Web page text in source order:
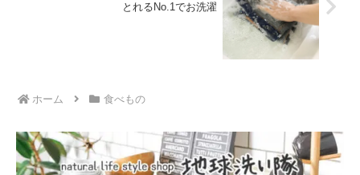
とれるNo.1でお洗濯
ホーム 食べもの